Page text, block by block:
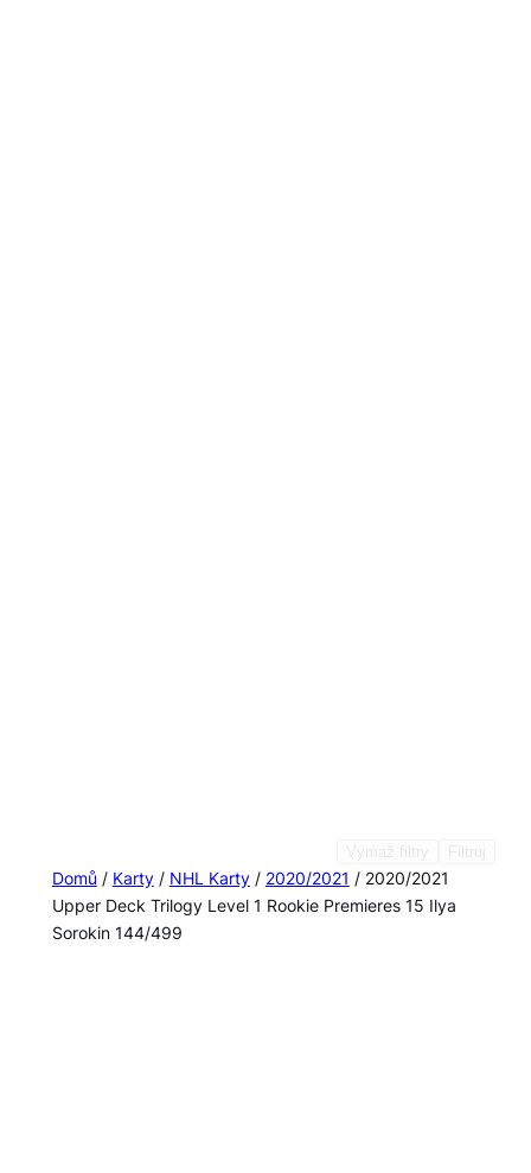
Domů / Karty/ NHL Karty/ 2020/2021 / 2020/2021
Upper Deck Trilogy Level 1 Rookie Premieres 15 Ilya
Sorokin 144/499